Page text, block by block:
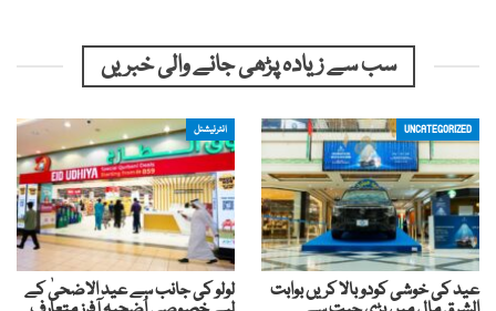
سب سے زیادہ پڑھی جانے والی خبریں
UNCATEGORIZED
عید کی خوشی کودوبالا کریں بوابت
انٹرنیشنل
لولو کی جانب سے عید الاضحیٰ کے